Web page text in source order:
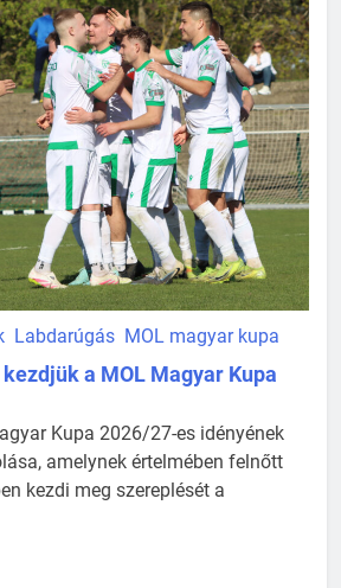
Labdarúgás MOL magyar kupa
a MOL Magyar Kupa
Kupa 2026/27-es idényének
amelynek értelmében felnőtt
kezdi meg szereplését a